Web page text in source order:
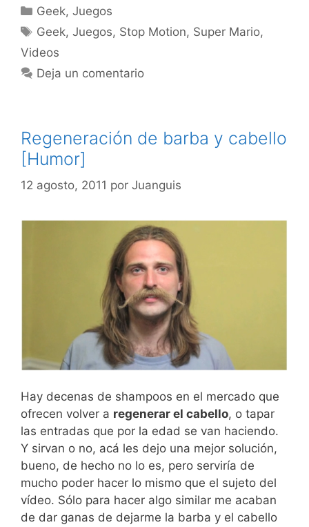
Categorías
Geek,Juegos
Etiquetas
Geek,Juegos, Stop Motion, Super Mario,
Videos
Deja un comentario
Regeneración de barba y cabello
[Humor]
12 agosto, 2011 por Juanguis
Hay decenas de shampoos en el mercado que
ofrecen volver a regenerar el cabello, o tapar
las entradas que por la edad se van haciendo.
Y sirvan o no, acá les dejo una mejor solución,
bueno, de hecho no lo es, pero serviría de
mucho poder hacer lo mismo que el sujeto del
vídeo. Sólo para hacer algo similar me acaban
de dar ganas de dejarme la barba y el cabello